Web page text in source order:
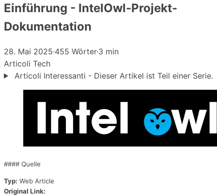
Einführung - IntelOwl-Projekt-
Dokumentation
28. Mai 2025·455 Wörter·3 min
Articoli Tech
Articoli Interessanti - Dieser Artikel ist Teil einer Serie.
#### Quelle
Typ: Web Article
Original Link: